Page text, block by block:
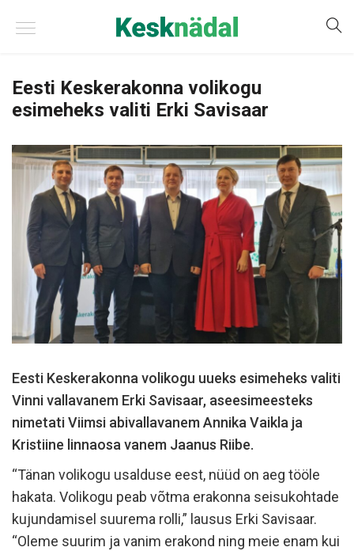
Eesti Keskerakonna volikogu
esimeheks valiti Erki Savisaar
Eesti Keskerakonna volikogu uueks esimeheks valiti
Vinni vallavanem Erki Savisaar, aseesimeesteks
nimetati Viimsi abivallavanem Annika Vaikla ja
Kristiine linnaosa vanem Jaanus Riibe.
“Tänan volikogu usalduse eest, nüüd on aeg tööle
hakata. Volikogu peab võtma erakonna seisukohtade
kujundamisel suurema rolli,” lausus Erki Savisaar.
“Oleme suurim ja vanim erakond ning meie enam kui